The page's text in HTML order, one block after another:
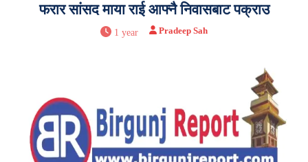
फरार सांसद माया राई आफ्नै निवासबाट पक्राउ
1 year Pradeep Sah